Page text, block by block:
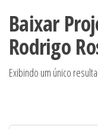
Baixar
Rodrigo
Exibindo um único